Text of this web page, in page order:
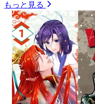
もっと見る